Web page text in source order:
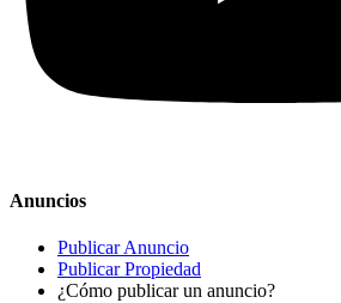
Anuncios
Publicar Anuncio
Publicar Propiedad
¿Cómo publicar un anuncio?